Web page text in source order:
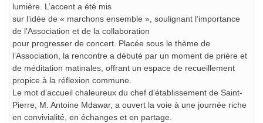
lumière. L’accent a été mis
sur l’idée de « marchons ensemble », soulignant l’importance
de l’Association et de la collaboration
pour progresser de concert. Placée sous le thème de
l’Association, la rencontre a débuté par un moment de prière et
de méditation matinales, offrant un espace de recueillement
propice à la réflexion commune.
Le mot d’accueil chaleureux du chef d’établissement de Saint-
Pierre, M. Antoine Mdawar, a ouvert la voie à une journée riche
en convivialité, en échanges et en partage.